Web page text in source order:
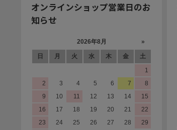
オンラインショップ営業日のお
知らせ